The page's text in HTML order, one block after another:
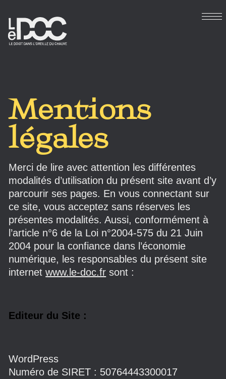
Mentions
légales
Merci de lire avec attention les différentes
modalités d’utilisation du présent site avant d’y
parcourir ses pages. En vous connectant sur
ce site, vous acceptez sans réserves les
présentes modalités. Aussi, conformément à
l’article n°6 de la Loi n°2004-575 du 21 Juin
2004 pour la confiance dans l’économie
numérique, les responsables du présent site
internetwww.le-doc.fr sont :
Editeur du Site :
WordPress
Numéro de SIRET : 50764443300017